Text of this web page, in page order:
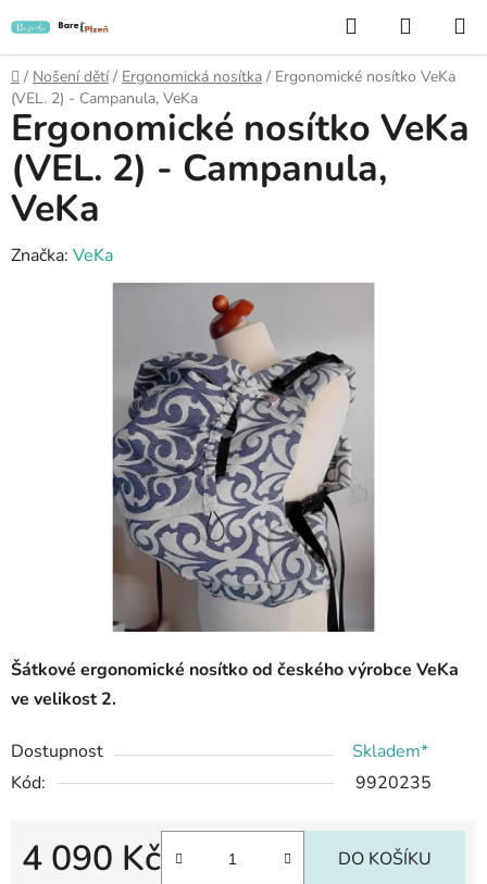
na
obsah
Hledat
KOŠÍK
Domů
/ Nošení dětí / Ergonomická nosítka / Ergonomické nosítko VeKa
(VEL. 2) - Campanula, VeKa
Šátkové ergonomické nosítko od českého výrobce VeKa
ve velikost 2.
Dostupnost
Skladem*
Kód:
9920235
4 090 Kč DO KOŠÍKU
Ergonomické nosítko VeKa
(VEL. 2) - Campanula,
VeKa
Značka: VeKa